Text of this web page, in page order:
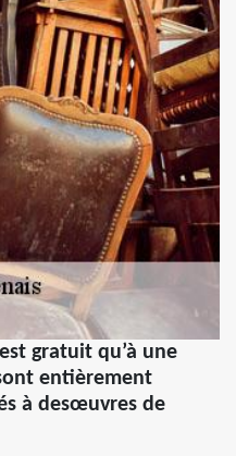
gratuit qu’à une
entièrement
à desœuvres de